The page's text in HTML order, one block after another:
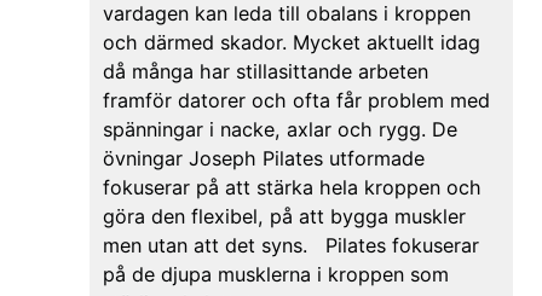
vardagen kan leda till obalans i kroppen
och därmed skador. Mycket aktuellt idag
då många har stillasittande arbeten
framför datorer och ofta får problem med
spänningar i nacke, axlar och rygg. De
övningar Joseph Pilates utformade
fokuserar på att stärka hela kroppen och
göra den flexibel, på att bygga muskler
men utan att det syns. Pilates fokuserar
på de djupa musklerna i kroppen som